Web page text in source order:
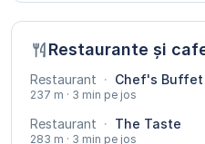
Restaurante și
Restaurant · Chef's Buffet
237 m · 3 min pe jos
Restaurant · The Taste
283 m · 3 min pe jos